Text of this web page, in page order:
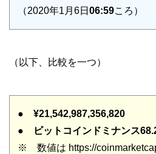
（2020年1月6日 06:59ころ）
（以下、比較を一つ）
● ¥21,542,987,356,820
●
ビットコインドミナンス
※ 数値は https://